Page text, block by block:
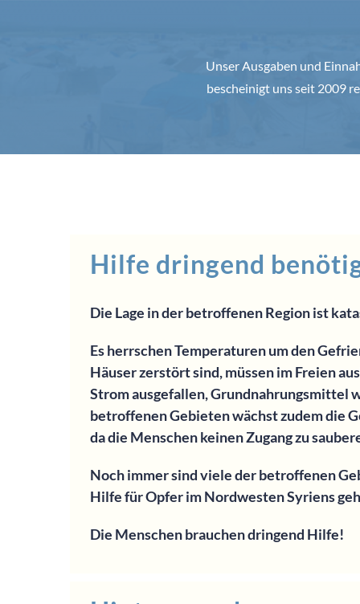
Unser Ausgaben und
bescheinigt uns seit 2009
Hilfe dringend
Die Lage in der betroffenen Region ist
Es herrschen Temperaturen um den
Häuser zerstört sind, müssen im Freien
Strom ausgefallen, Grundnahrungsmittel
betroffenen Gebieten wächst zudem die
da die Menschen keinen Zugang zu
Noch immer sind viele der betroffenen
Hilfe für Opfer im Nordwesten Syriens
Die Menschen brauchen dringend Hilfe!